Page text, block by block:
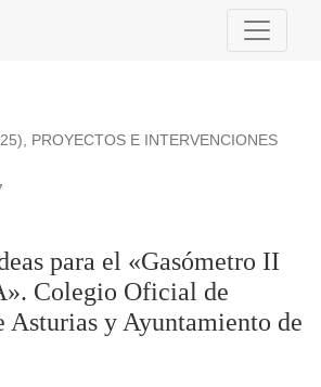
para el «Gasómetro II de ENSIDESA».
, PROYECTOS E INTERVENCIONES
para el «Gasómetro II
Colegio Oficial de
Asturias y Ayuntamiento de